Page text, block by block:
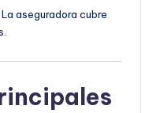
La aseguradora cubre